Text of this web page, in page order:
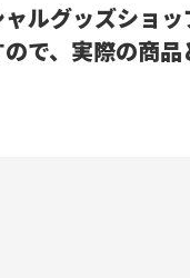
ルグッズショッ
で、実際の商品